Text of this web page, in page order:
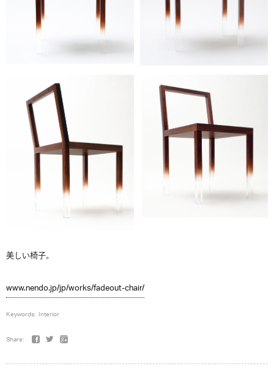
美しい椅子。
www.nendo.jp/jp/works/fadeout-chair/
Keywords: Interior
Share: